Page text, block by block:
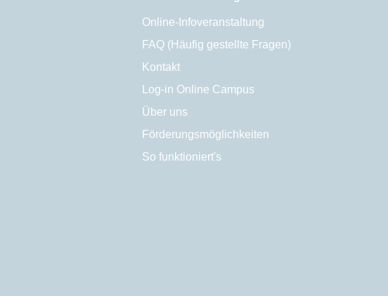
Online-Infoveranstaltung
FAQ (Häufig gestellte Fragen)
Kontakt
Log-in Online Campus
Über uns
Förderungsmöglichkeiten
So funktioniert's